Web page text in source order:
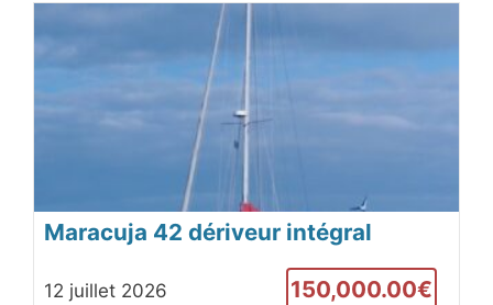
Maracuja 42 dériveur intégral
12 juillet 2026 150,000.00€